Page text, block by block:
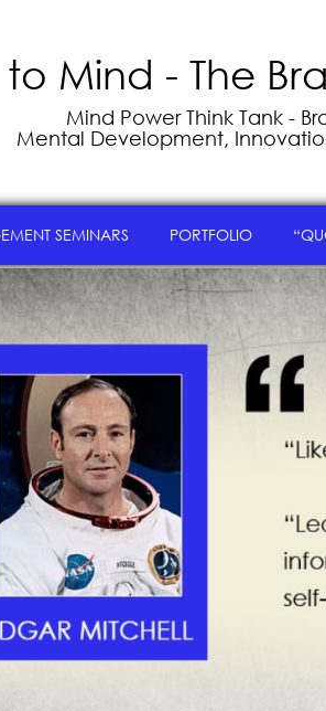
Mind - The
Mind Power Think Tank -
Mental Development,
SEMINARS PORTFOLIO